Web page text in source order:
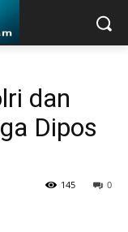
dan
Dipos
0
145